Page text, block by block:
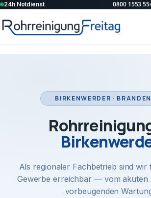
24h Notdienst 0800 1553
BIRKENWERDER ·
Als regionaler Fachbetrieb sind
Gewerbe erreichbar — vom akuten
vorbeugenden